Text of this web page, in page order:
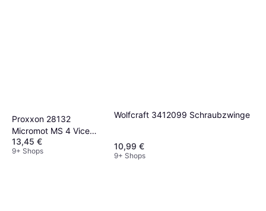
Proxxon 28132
Micromot MS 4 Vice
Schraubzwinge
13,45 €
9+ Shops
Wolfcraft 3412099 Schraubzwinge
10,99 €
9+ Shops